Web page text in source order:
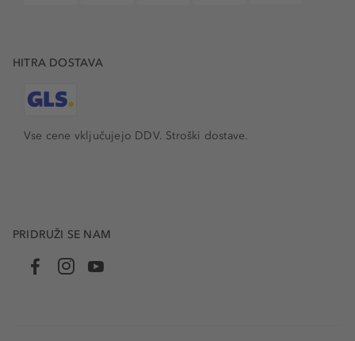
HITRA DOSTAVA
Vse cene vključujejo DDV. Stroški dostave.
PRIDRUŽI SE NAM